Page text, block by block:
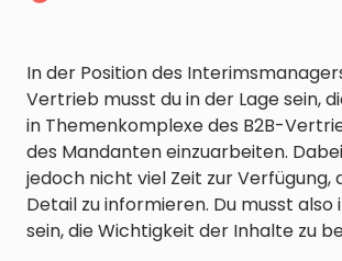
In der Position des
Vertrieb musst du in der Lage sein,
in Themenkomplexe des B2B-
des Mandanten einzuarbeiten.
jedoch nicht viel Zeit zur Verfügung,
Detail zu informieren. Du musst also
sein, die Wichtigkeit der Inhalte zu